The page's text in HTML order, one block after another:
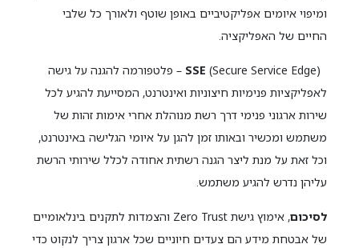
ומיפוי איומים אפליקטיביים באופן שוטף ולאורך כל שלבי
החיים של האפליקציה.
(Secure Service Edge) – פלטפורמה להגנה על גישה
לאפליקציות פנימיות חיצוניות ואינטרנט, המסייעת להגיע לכל
שירות ארגוני פנימי דרך רשת מנוהלת אחרי אימות זהות של
משתמש ומכשיר ובאותו זמן להגן על איומי הגלישה באינטרנט,
וכל זאת על מנת ליצר הגנה רשתית אחודה לכלל שירותי הרשת
עליהן נדרש להגיע משתמש.
לסיכום
, אימוץ גישת Zero Trust והצמדות לתקנים בינלאומיים
של אבטחת מידע הם צעדים חיוניים שכל ארגון צריך לנקוט כדי